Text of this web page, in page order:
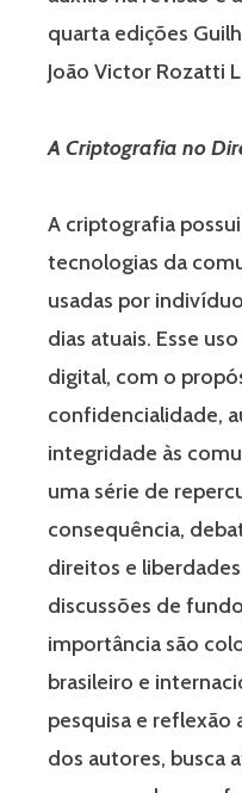
quarta edições
João Victor Rozatti
A Criptografia no
A criptografia
tecnologias da
usadas por
dias atuais. Esse
digital, com o
confidencialidade,
integridade às
uma série de
consequência,
direitos e
discussões de
importância são
brasileiro e
pesquisa e reflexão
dos autores, busca